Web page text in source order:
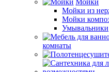
Мойки
Мойки из
Мойки
Умывальники
комнаты